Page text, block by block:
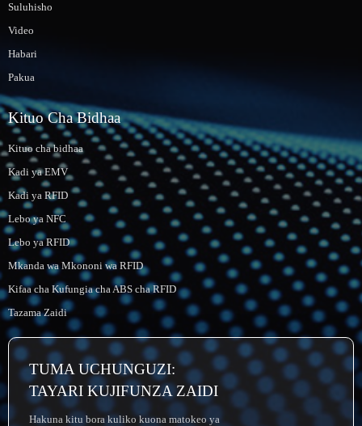
Suluhisho
Video
Habari
Pakua
Kituo Cha Bidhaa
Kituo cha bidhaa
Kadi ya EMV
Kadi ya RFID
Lebo ya NFC
Lebo ya RFID
Mkanda wa Mkononi wa RFID
Kifaa cha Kufungia cha ABS cha RFID
Tazama Zaidi
TUMA UCHUNGUZI:
TAYARI KUJIFUNZA ZAIDI
Hakuna kitu bora kuliko kuona matokeo ya